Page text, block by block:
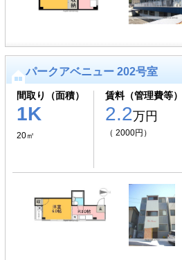
パークアベニュー 202号室
間取り（面積）
1K
20㎡
賃料（管理費等）
2.2万円
（ 2000円）